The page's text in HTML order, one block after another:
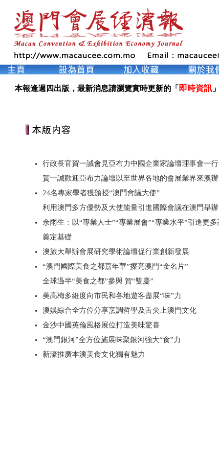
本報逢週四出版，最新消息請瀏覽實時更新的「 即時資訊
行政長官賀一誠會見亞布力中國企業家論壇理事會一行
賀一誠歡迎亞布力論壇以至世界各地的會展業界來澳
24名專家學者獲頒授“澳門會議大使”
利用澳門多方優勢及大使能量引進國際會議在澳門舉辦
余雨生：以“專業人士”“專業展會”“專業水平”引進更
奠定基礎
澳旅大舉辦會展研究學術論壇促行業創新發展
“澳門國際美食之都嘉年華”擦亮澳門“金名片”
全球過半“美食之都”參與 賀“雙慶”
美高梅多維度向市民和各地遊客盡展“味”力
澳娛綜合全方位分享烹調哲學及舌尖上澳門文化
金沙中國英倫風格展位打造美味驚喜
“澳門銀河”全方位施展味聚銀河強大“食”力
新濠推廣本澳美食文化獨有魅力